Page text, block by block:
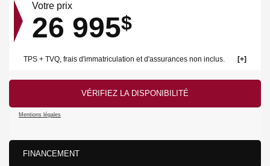
Votre prix
26 995$
TPS + TVQ, frais d'immatriculation et d'assurances non inclus.
VÉRIFIEZ LA DISPONIBILITÉ
Mentions légales
FINANCEMENT